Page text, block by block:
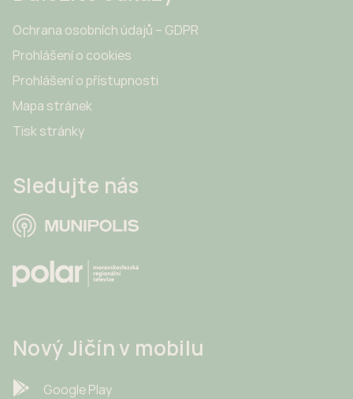
Ochrana osobních údajů – GDPR
Prohlášení o cookies
Prohlášení o přístupnosti
Mapa stránek
Tisk stránky
Sledujte nás
Nový Jičín v mobilu
Google Play